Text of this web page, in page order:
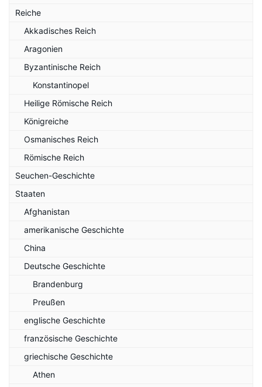
Reiche
Akkadisches Reich
Aragonien
Byzantinische Reich
Konstantinopel
Heilige Römische Reich
Königreiche
Osmanisches Reich
Römische Reich
Seuchen-Geschichte
Staaten
Afghanistan
amerikanische Geschichte
China
Deutsche Geschichte
Brandenburg
Preußen
englische Geschichte
französische Geschichte
griechische Geschichte
Athen